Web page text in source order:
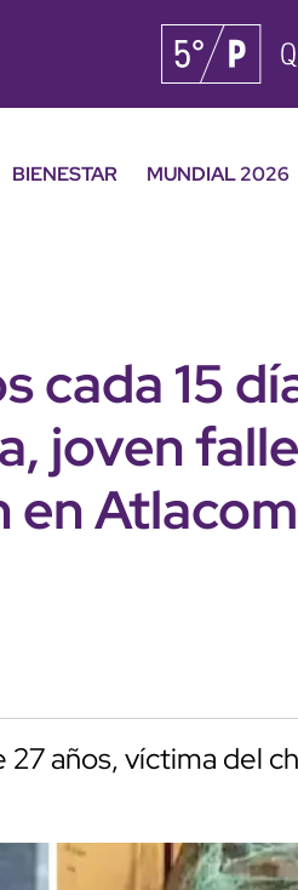
BIENESTAR
MUNDIAL 2026
cada 15
joven
en
27 años, víctima del